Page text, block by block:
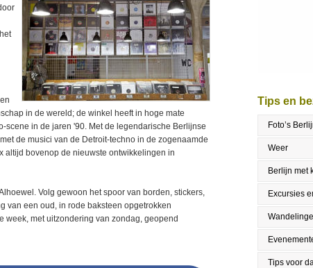
in de wereld; de winkel heeft in hoge mate
scene in de jaren '90. Met de legendarische Berlijnse
met de musici van de Detroit-techno in de zogenaamde
altijd bovenop de nieuwste ontwikkelingen in
Volg gewoon het spoor van borden, stickers,
van een oud, in rode baksteen opgetrokken
week, met uitzondering van zondag, geopend
Tips en
Foto’s
Weer
Berlijn met
Excursies
Tips voor